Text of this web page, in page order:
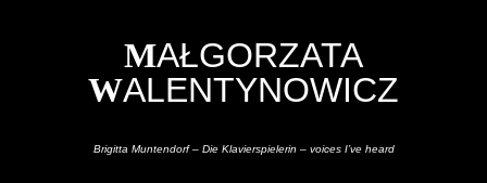
MAŁGORZATA
WALENTYNOWICZ
Brigitta Muntendorf – Die Klavierspielerin – voices I’ve heard